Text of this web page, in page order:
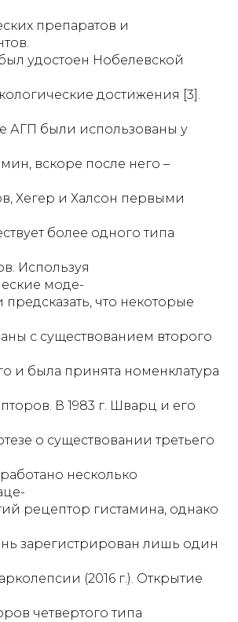
препаратов и
был удостоен Нобелевской
достижения [3].
АГП были использованы у
вскоре после него –
Хегер и Халсон первыми
более одного типа
Используя
моде-
что некоторые
с существованием второго
и была принята номенклатура
В 1983 г. Шварц и его
о существовании третьего
несколько
рецептор гистамина, однако
зарегистрирован лишь один
(2016 г.). Открытие
четвертого типа